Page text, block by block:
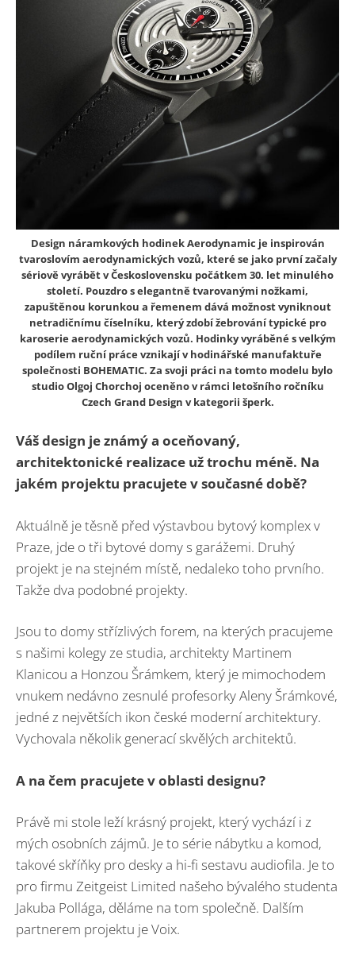
Design náramkových hodinek Aerodynamic je inspirován
tvaroslovím aerodynamických vozů, které se jako první začaly
sériově vyrábět v Československu počátkem 30. let minulého
století. Pouzdro s elegantně tvarovanými nožkami,
zapuštěnou korunkou a řemenem dává možnost vyniknout
netradičnímu číselníku, který zdobí žebrování typické pro
karoserie aerodynamických vozů. Hodinky vyráběné s velkým
podílem ruční práce vznikají v hodinářské manufaktuře
společnosti BOHEMATIC. Za svoji práci na tomto modelu bylo
studio Olgoj Chorchoj oceněno v rámci letošního ročníku
Czech Grand Design v kategorii šperk.
Váš design je známý a oceňovaný,
architektonické realizace už trochu méně. Na
jakém projektu pracujete v současné době?
Aktuálně je těsně před výstavbou bytový komplex v
Praze, jde o tři bytové domy s garážemi. Druhý
projekt je na stejném místě, nedaleko toho prvního.
Takže dva podobné projekty.
Jsou to domy střízlivých forem, na kterých pracujeme
s našimi kolegy ze studia, architekty Martinem
Klanicou a Honzou Šrámkem, který je mimochodem
vnukem nedávno zesnulé profesorky Aleny Šrámkové,
jedné z největších ikon české moderní architektury.
Vychovala několik generací skvělých architektů.
A na čem pracujete v oblasti designu?
Právě mi stole leží krásný projekt, který vychází i z
mých osobních zájmů. Je to série nábytku a komod,
takové skříňky pro desky a hi-fi sestavu audiofila. Je to
pro firmu Zeitgeist Limited našeho bývalého studenta
Jakuba Pollága, děláme na tom společně. Dalším
partnerem projektu je Voix.